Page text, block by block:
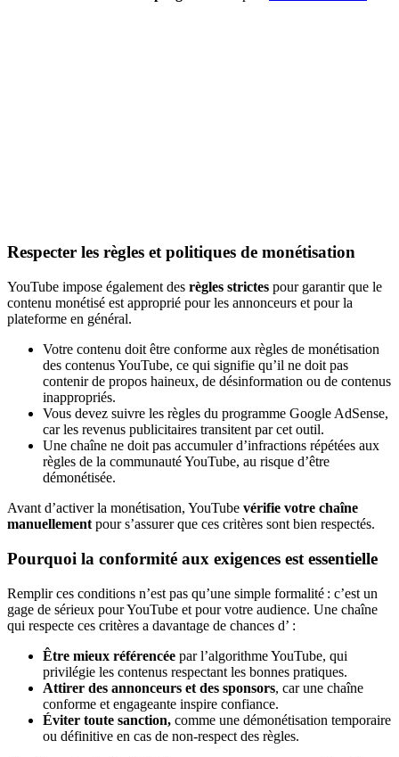
Respecter les règles et politiques de monétisation
YouTube impose également des règles strictes pour garantir que le
contenu monétisé est approprié pour les annonceurs et pour la
plateforme en général.
Votre contenu doit être conforme aux règles de monétisation
des contenus YouTube, ce qui signifie qu’il ne doit pas
contenir de propos haineux, de désinformation ou de contenus
inappropriés.
Vous devez suivre les règles du programme Google AdSense,
car les revenus publicitaires transitent par cet outil.
Une chaîne ne doit pas accumuler d’infractions répétées aux
règles de la communauté YouTube, au risque d’être
démonétisée.
Avant d’activer la monétisation, YouTube vérifie votre chaîne
manuellement pour s’assurer que ces critères sont bien respectés.
Pourquoi la conformité aux exigences est essentielle
Remplir ces conditions n’est pas qu’une simple formalité : c’est un
gage de sérieux pour YouTube et pour votre audience. Une chaîne
qui respecte ces critères a davantage de chances d’ :
Être mieux référencée par l’algorithme YouTube, qui
privilégie les contenus respectant les bonnes pratiques.
Attirer des annonceurs et des sponsors, car une chaîne
conforme et engageante inspire confiance.
Éviter toute sanction, comme une démonétisation temporaire
ou définitive en cas de non-respect des règles.